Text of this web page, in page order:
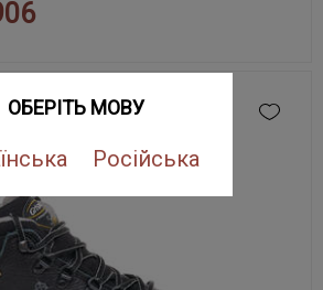
ОБЕРІТЬ МОВУ
Російська